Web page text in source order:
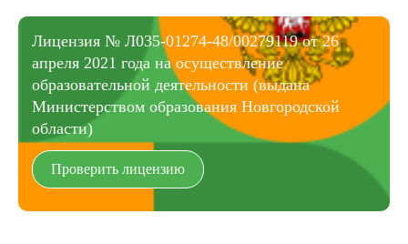
Лицензия № Л035-01274-48/00279119 от 26
апреля 2021 года на осуществление
образовательной деятельности (выдана
Министерством образования Новгородской
области)
Проверить лицензию